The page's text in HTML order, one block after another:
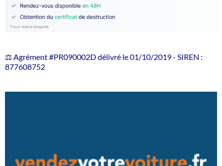
⚖️ Agrément #PR090002D délivré le 01/10/2019 - SIREN :
877608752